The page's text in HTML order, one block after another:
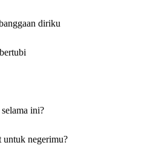
diriku
ini?
untuk negerimu?